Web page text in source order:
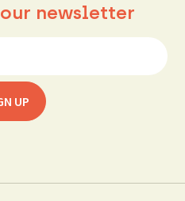
newsletter